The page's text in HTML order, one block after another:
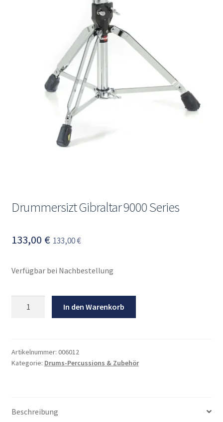
Drummersizt Gibraltar 9000 Series
133,00 € 133,00€
Verfügbar bei Nachbestellung
Menge
In den Warenkorb
Artikelnummer: 006012
Kategorie: Drums-Percussions & Zubehör
Beschreibung